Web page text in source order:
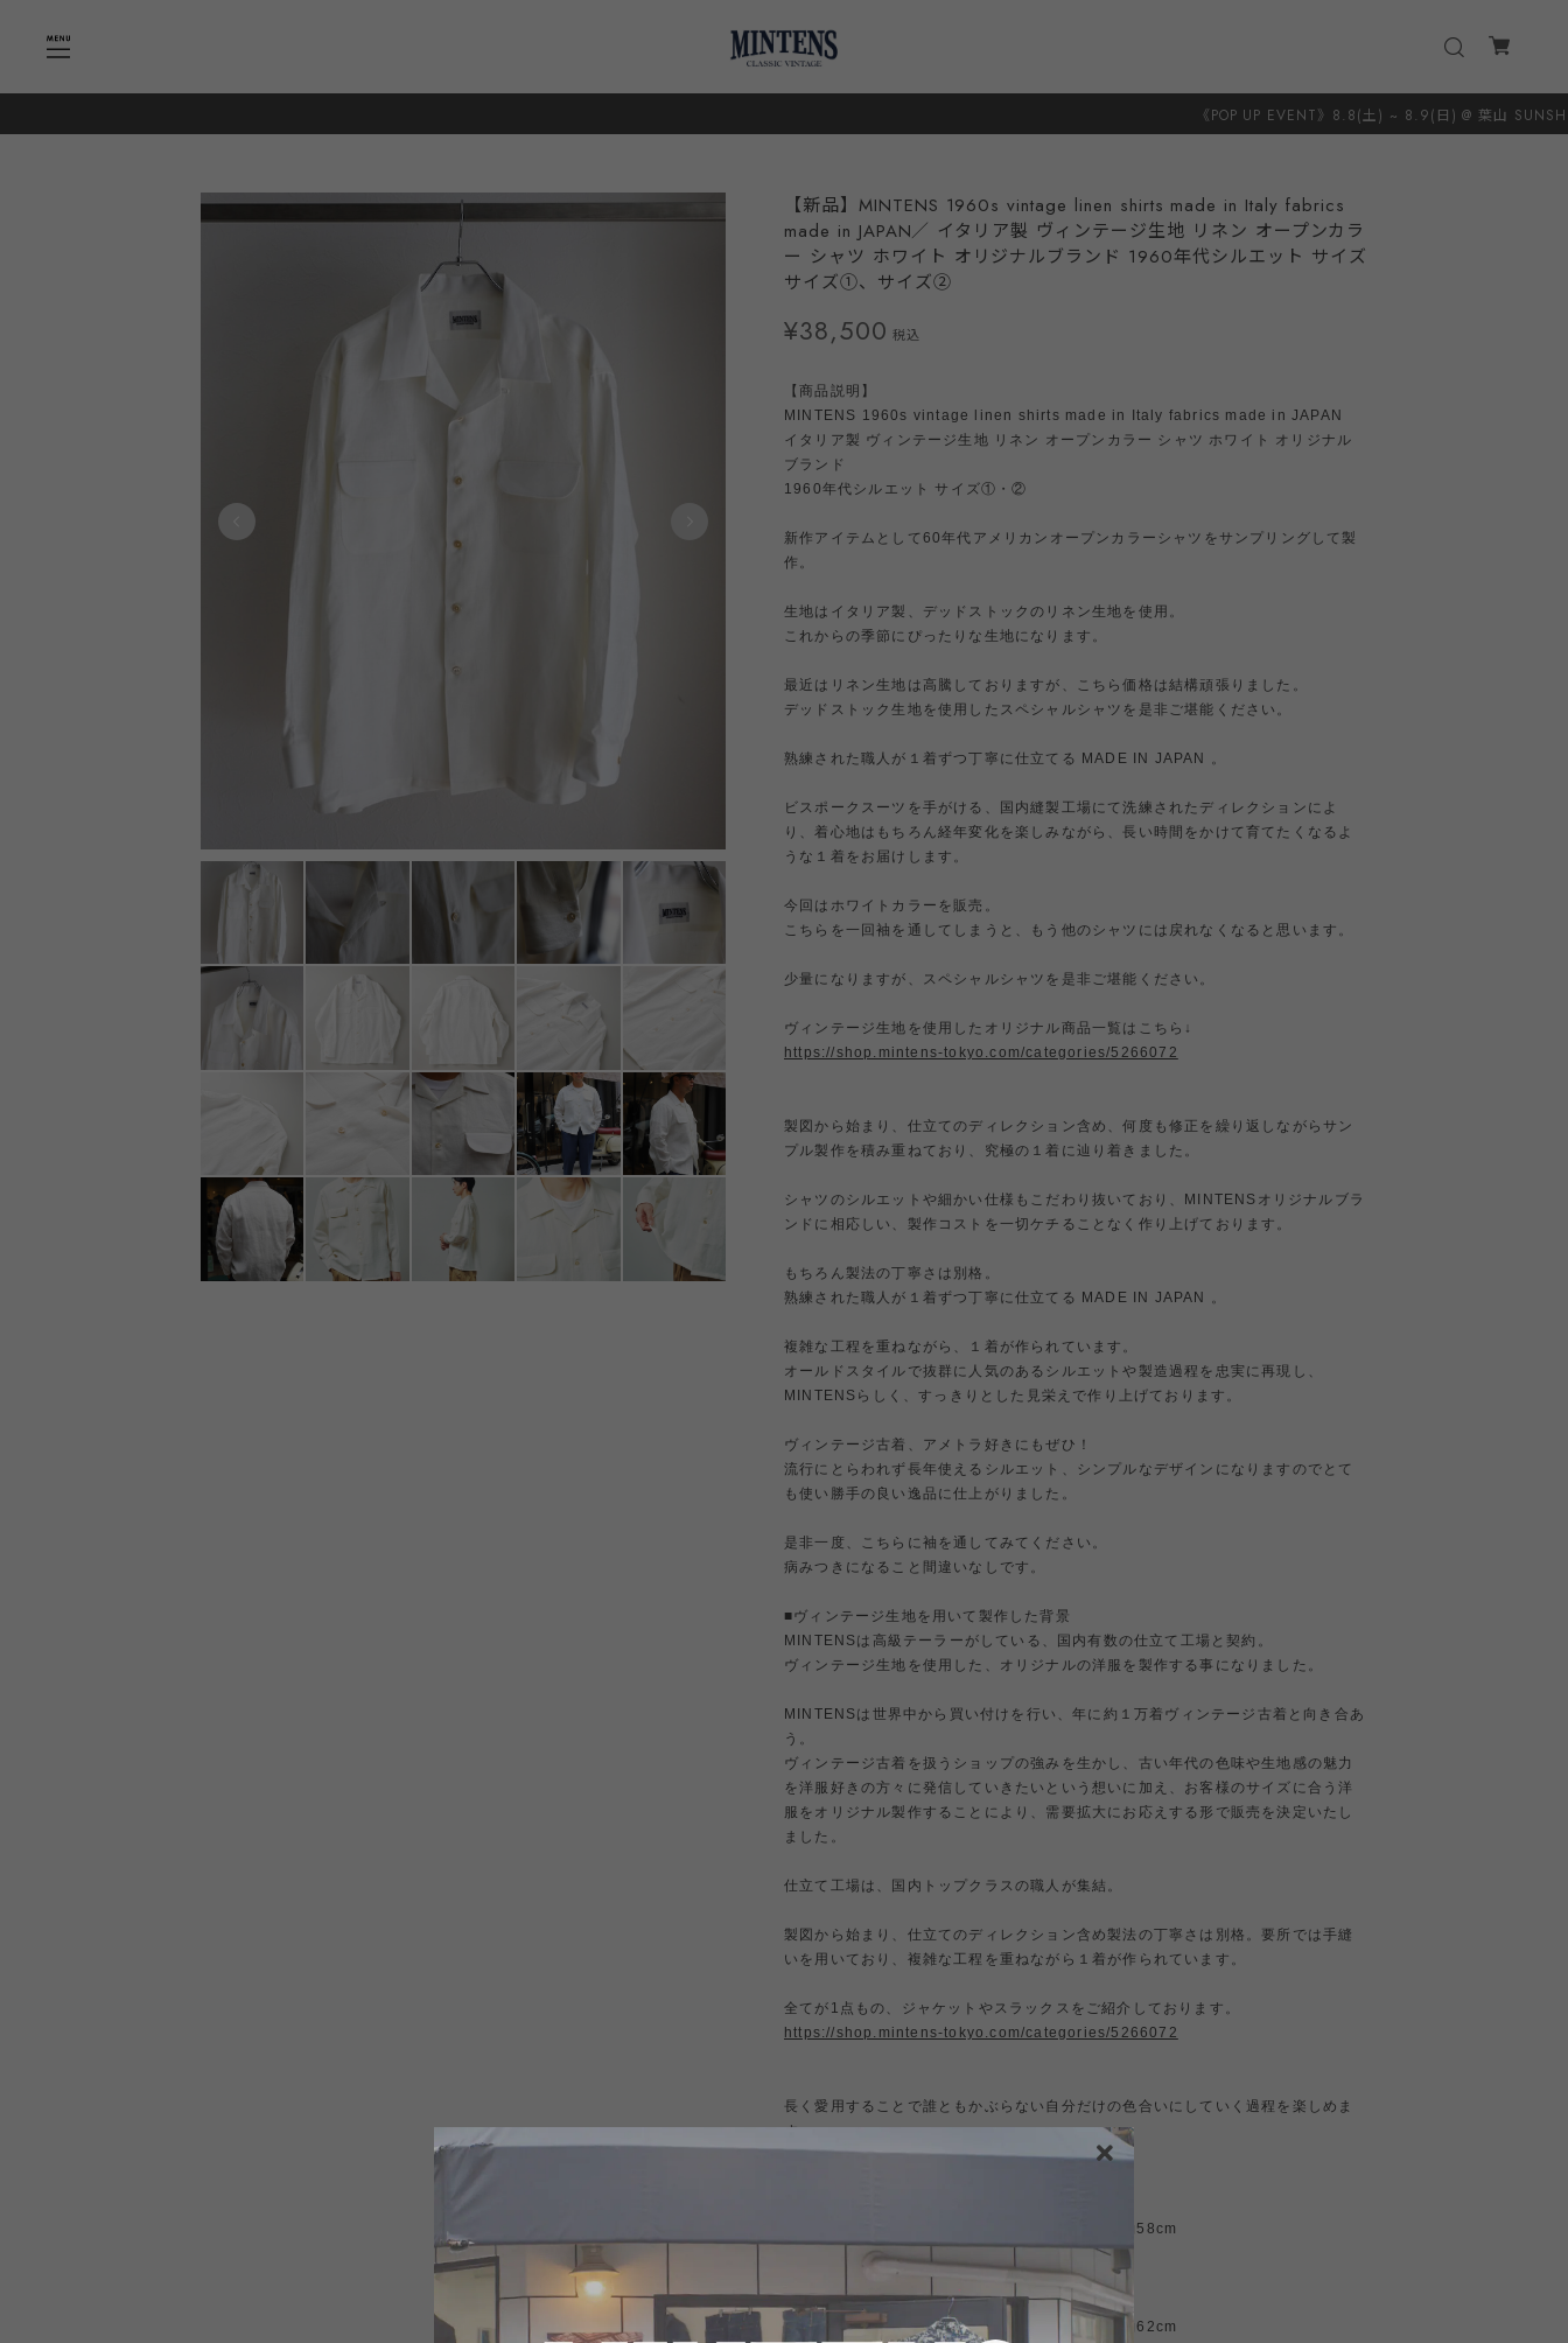
《POP UP EVENT》8.8(土) ~ 8.9(日) @ 葉山 SUNSHINE＋CLOUD
【新品】MINTENS 1960s vintage linen shirts made in Italy fabrics
made in JAPAN／ イタリア製 ヴィンテージ生地 リネン オープンカラ
ー シャツ ホワイト オリジナルブランド 1960年代シルエット サイズ
サイズ①、サイズ②
¥38,500 税込
【商品説明】
MINTENS 1960s vintage linen shirts made in Italy fabrics made in JAPAN
イタリア製 ヴィンテージ生地 リネン オープンカラー シャツ ホワイト オリジナル
ブランド
1960年代シルエット サイズ①・②
新作アイテムとして60年代アメリカンオープンカラーシャツをサンプリングして製
作。
生地はイタリア製、デッドストックのリネン生地を使用。
これからの季節にぴったりな生地になります。
最近はリネン生地は高騰しておりますが、こちら価格は結構頑張りました。
デッドストック生地を使用したスペシャルシャツを是非ご堪能ください。
熟練された職人が１着ずつ丁寧に仕立てる MADE IN JAPAN 。
ビスポークスーツを手がける、国内縫製工場にて洗練されたディレクションによ
り、着心地はもちろん経年変化を楽しみながら、長い時間をかけて育てたくなるよ
うな１着をお届けします。
今回はホワイトカラーを販売。
こちらを一回袖を通してしまうと、もう他のシャツには戻れなくなると思います。
少量になりますが、スペシャルシャツを是非ご堪能ください。
ヴィンテージ生地を使用したオリジナル商品一覧はこちら↓
https://shop.mintens-tokyo.com/categories/5266072
製図から始まり、仕立てのディレクション含め、何度も修正を繰り返しながらサン
プル製作を積み重ねており、究極の１着に辿り着きました。
シャツのシルエットや細かい仕様もこだわり抜いており、MINTENSオリジナルブラ
ンドに相応しい、製作コストを一切ケチることなく作り上げております。
もちろん製法の丁寧さは別格。
熟練された職人が１着ずつ丁寧に仕立てる MADE IN JAPAN 。
複雑な工程を重ねながら、１着が作られています。
オールドスタイルで抜群に人気のあるシルエットや製造過程を忠実に再現し、
MINTENSらしく、すっきりとした見栄えで作り上げております。
ヴィンテージ古着、アメトラ好きにもぜひ！
流行にとらわれず長年使えるシルエット、シンプルなデザインになりますのでとて
も使い勝手の良い逸品に仕上がりました。
是非一度、こちらに袖を通してみてください。
病みつきになること間違いなしです。
■ヴィンテージ生地を用いて製作した背景
MINTENSは高級テーラーがしている、国内有数の仕立て工場と契約。
ヴィンテージ生地を使用した、オリジナルの洋服を製作する事になりました。
MINTENSは世界中から買い付けを行い、年に約１万着ヴィンテージ古着と向き合あ
う。
ヴィンテージ古着を扱うショップの強みを生かし、古い年代の色味や生地感の魅力
を洋服好きの方々に発信していきたいという想いに加え、お客様のサイズに合う洋
服をオリジナル製作することにより、需要拡大にお応えする形で販売を決定いたし
ました。
仕立て工場は、国内トップクラスの職人が集結。
製図から始まり、仕立てのディレクション含め製法の丁寧さは別格。要所では手縫
いを用いており、複雑な工程を重ねながら１着が作られています。
全てが1点もの、ジャケットやスラックスをご紹介しております。
https://shop.mintens-tokyo.com/categories/5266072
長く愛用することで誰ともかぶらない自分だけの色合いにしていく過程を楽しめま
す。
肩幅約51cm、身幅約65cm、着丈約73cm、袖丈約58cm
着用モデル(チノパン) サイズ① 180cm 65kg
サイズ② ※実寸17〜17H XL程度
肩幅約56cm、身幅約68cm、着丈約78cm、袖丈約62cm